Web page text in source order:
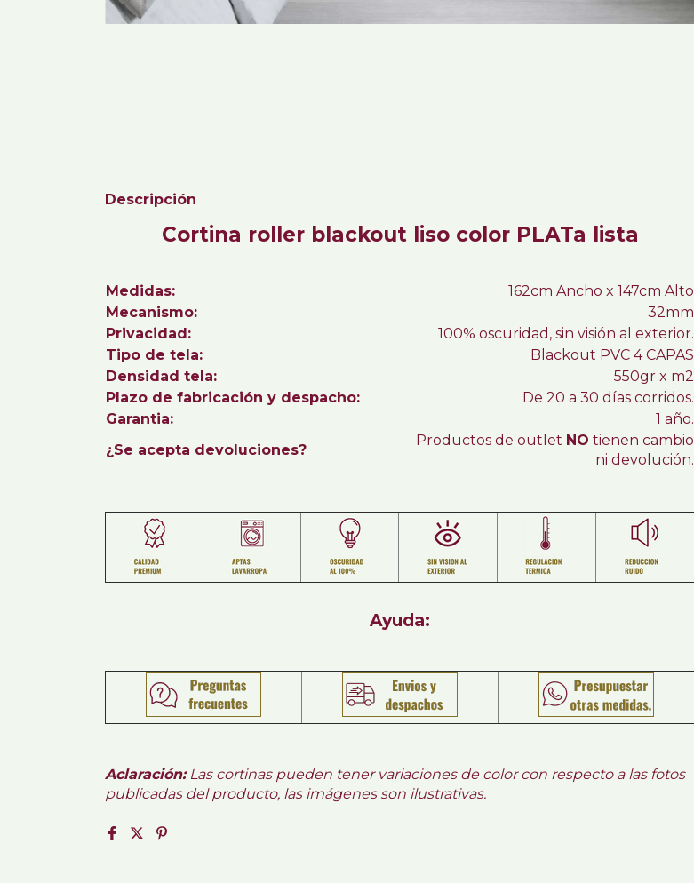
Descripción
Cortina roller blackout liso color PLATa lista
Medidas:
162cm Ancho x 147cm Alto
Mecanismo:
32mm
Privacidad:
100% oscuridad, sin visión al exterior.
Tipo de tela:
Blackout PVC 4 CAPAS
Densidad tela:
550gr x m2
Plazo de fabricación y despacho:
De 20 a 30 días corridos.
Garantia:
1 año.
¿Se acepta devoluciones?
Productos de outlet NO tienen cambio
ni devolución.
Ayuda:
Aclaración: Las cortinas pueden tener variaciones de color con respecto a las fotos
publicadas del producto, las imágenes son ilustrativas.